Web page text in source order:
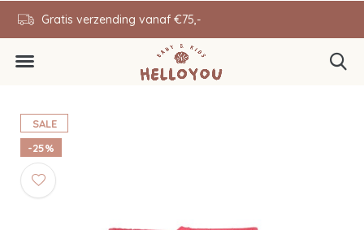
Gratis verzending vanaf €75,-
SALE
-25%